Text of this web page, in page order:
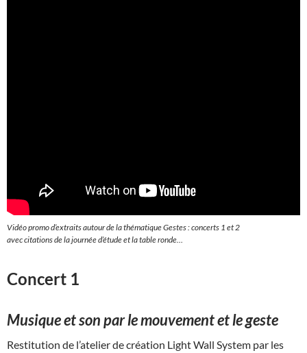
Vidéo promo d’extraits autour de la thématique Gestes : concerts 1 et 2
avec citations de la journée d’étude et la table ronde…
Concert 1
Musique et son par le mouvement et le geste
Restitution de l’atelier de création Light Wall System par les